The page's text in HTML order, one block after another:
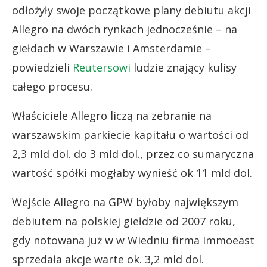
odłożyły swoje początkowe plany debiutu akcji
Allegro na dwóch rynkach jednocześnie – na
giełdach w Warszawie i Amsterdamie –
powiedzieli Reutersowi ludzie znający kulisy
całego procesu.
Właściciele Allegro liczą na zebranie na
warszawskim parkiecie kapitału o wartości od
2,3 mld dol. do 3 mld dol., przez co sumaryczna
wartość spółki mogłaby wynieść ok 11 mld dol.
Wejście Allegro na GPW byłoby największym
debiutem na polskiej giełdzie od 2007 roku,
gdy notowana już w w Wiedniu firma Immoeast
sprzedała akcje warte ok. 3,2 mld dol.